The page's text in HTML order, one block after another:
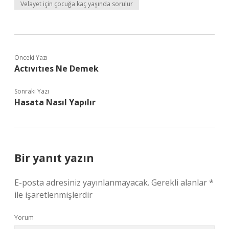
Velayet için çocuğa kaç yaşında sorulur
Önceki Yazı
Actıvıtıes Ne Demek
Sonraki Yazı
Hasata Nasıl Yapılır
Bir yanıt yazın
E-posta adresiniz yayınlanmayacak. Gerekli alanlar*
ile işaretlenmişlerdir
Yorum